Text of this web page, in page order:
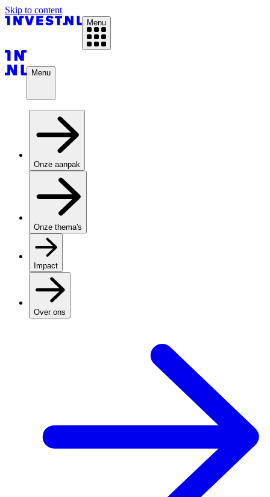
Skip to content
Menu
Menu
Onze aanpak
Onze thema's
Impact
Over ons